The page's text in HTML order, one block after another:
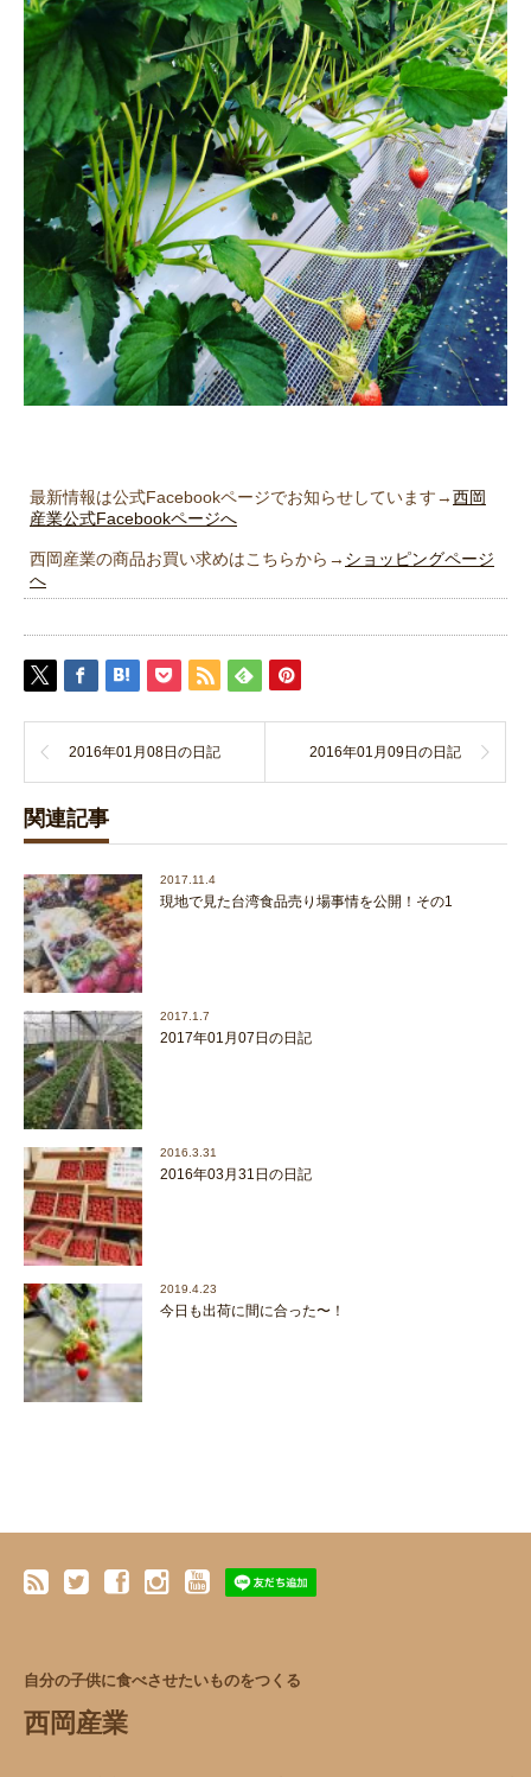
最新情報は公式Facebookページでお知らせしています→西岡
産業公式Facebookページへ
西岡産業の商品お買い求めはこちらから→ ショッピングページ
へ
2016年01月08日の日記 2016年01月09日の日記
関連記事
2017.11.4
現地で見た台湾食品売り場事情を公開！その1
2017.1.7
2017年01月07日の日記
2016.3.31
2016年03月31日の日記
2019.4.23
今日も出荷に間に合った〜！
自分の子供に食べさせたいものをつくる
西岡産業